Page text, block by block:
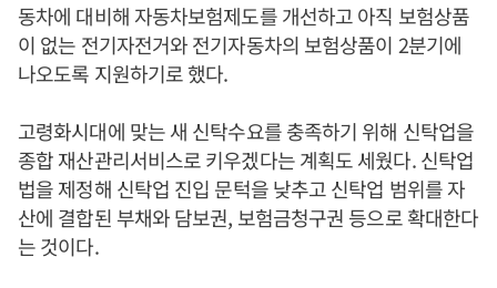
동차에 대비해 자동차보험제도를 개선하고 아직 보험상품
이 없는 전기자전거와 전기자동차의 보험상품이 2분기에
나오도록 지원하기로 했다.
고령화시대에 맞는 새 신탁수요를 충족하기 위해 신탁업을
종합 재산관리서비스로 키우겠다는 계획도 세웠다. 신탁업
법을 제정해 신탁업 진입 문턱을 낮추고 신탁업 범위를 자
산에 결합된 부채와 담보권, 보험금청구권 등으로 확대한다
는 것이다.